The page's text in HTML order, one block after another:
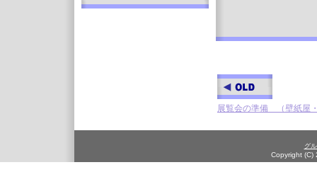
展覧会の準備 （壁紙屋
グ
Copyright (C)